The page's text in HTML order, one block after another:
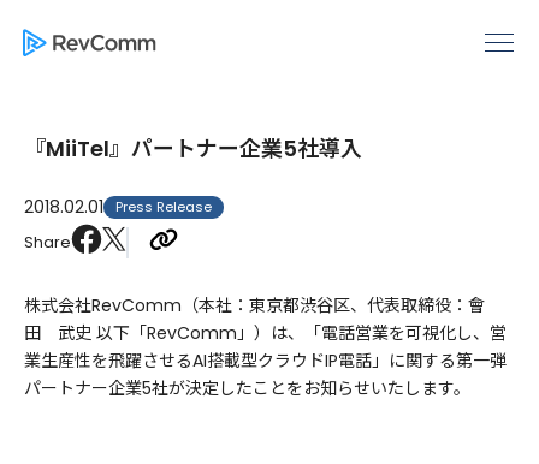
『MiiTel』パートナー企業5社導入
2018.02.01 Press Release
Share
株式会社RevComm（本社：東京都渋谷区、代表取締役：會
田 武史 以下「RevComm」）は、「電話営業を可視化し、営
業生産性を飛躍させるAI搭載型クラウドIP電話」に関する第一弾
パートナー企業5社が決定したことをお知らせいたします。